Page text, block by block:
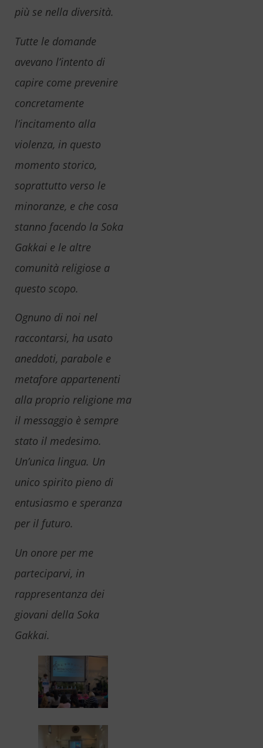
più se nella diversità.
Tutte le domande
avevano l’intento di
capire come prevenire
concretamente
l’incitamento alla
violenza, in questo
momento storico,
soprattutto verso le
minoranze, e che cosa
stanno facendo la Soka
Gakkai e le altre
comunità religiose a
questo scopo.
Ognuno di noi nel
raccontarsi, ha usato
aneddoti, parabole e
metafore appartenenti
alla proprio religione ma
il messaggio è sempre
stato il medesimo.
Un’unica lingua. Un
unico spirito pieno di
entusiasmo e speranza
per il futuro.
Un onore per me
parteciparvi, in
rappresentanza dei
giovani della Soka
Gakkai.